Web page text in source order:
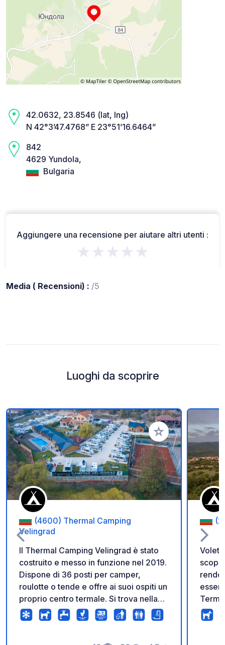
42.0632, 23.8546 (lat, lng)
N 42°3’47.4768” E 23°51’16.6464”
842
4629 Yundola,
Bulgaria
Aggiungere una recensione per aiutare altri utenti :
★★★★★
Media ( Recensioni) : /5
Luoghi da scoprire
Aggiungi ai tuoi
(4600) Thermal Camping
Velingrad
Il Thermal Camping Velingrad è stato
costruito e messo in funzione nel 2019.
Dispone di 36 posti per camper,
roulotte o tende e offre ai suoi ospiti un
proprio centro termale. Si trova nella
capitale termale della Bulgaria -
Velingrad, sulla strada per la città di
Volete
essere
nel